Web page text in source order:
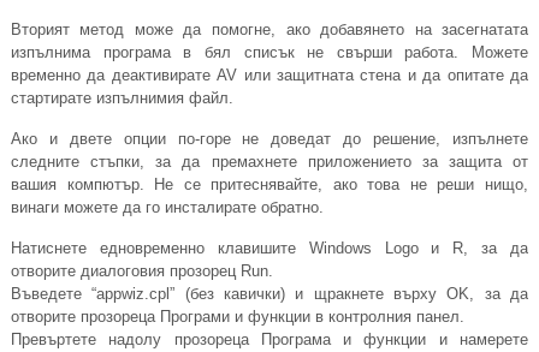
Вторият метод може да помогне, ако добавянето на засегнатата
изпълнима програма в бял списък не свърши работа. Можете
временно да деактивирате AV или защитната стена и да опитате да
стартирате изпълнимия файл.
Ако и двете опции по-горе не доведат до решение, изпълнете
следните стъпки, за да премахнете приложението за защита от
вашия компютър. Не се притеснявайте, ако това не реши нищо,
винаги можете да го инсталирате обратно.
Натиснете едновременно клавишите Windows Logo и R, за да
отворите диалоговия прозорец Run.
Въведете “appwiz.cpl” (без кавички) и щракнете върху OK, за да
отворите прозореца Програми и функции в контролния панел.
Превъртете надолу прозореца Програма и функции и намерете